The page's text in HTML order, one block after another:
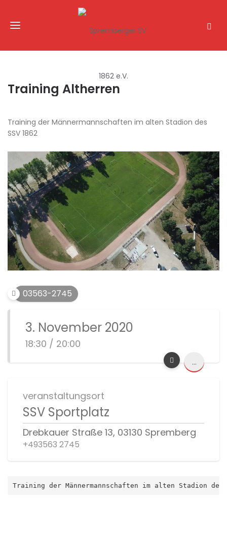
Training Altherren
Training der Männermannschaften im alten Stadion des
SSV 1862
03563-2745
3. November 2020
18:30 / 20:00
...
veranstaltungsort
SSV Sportplatz
Drebkauer Straße 13, 03130 Spremberg
+493563 2745
Training der Männermannschaften im alten Stadion des